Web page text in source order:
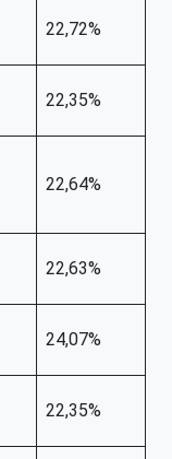
22,72%
22,35%
22,64%
22,63%
24,07%
22,35%